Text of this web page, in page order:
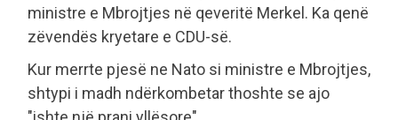
ministre e Mbrojtjes në qeveritë Merkel. Ka qenë
zëvendës kryetare e CDU-së.
Kur merrte pjesë ne Nato si ministre e Mbrojtjes,
shtypi i madh ndërkombetar thoshte se ajo